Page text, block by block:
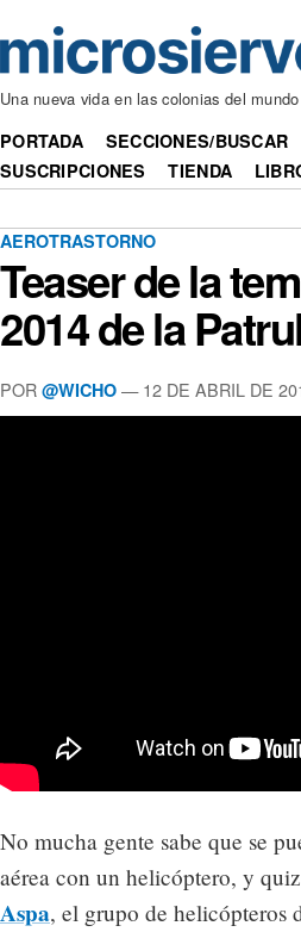
Una nueva vida en las colonias del
PORTADA SECCIONES/BUSCAR
SUSCRIPCIONES
TIENDA
AEROTRASTORNO
Teaser de la
2014 de la
POR @WICHO — 12 DE ABRIL DE
No mucha gente sabe que se
aérea con un helicóptero, y
Aspa, el grupo de helicópteros